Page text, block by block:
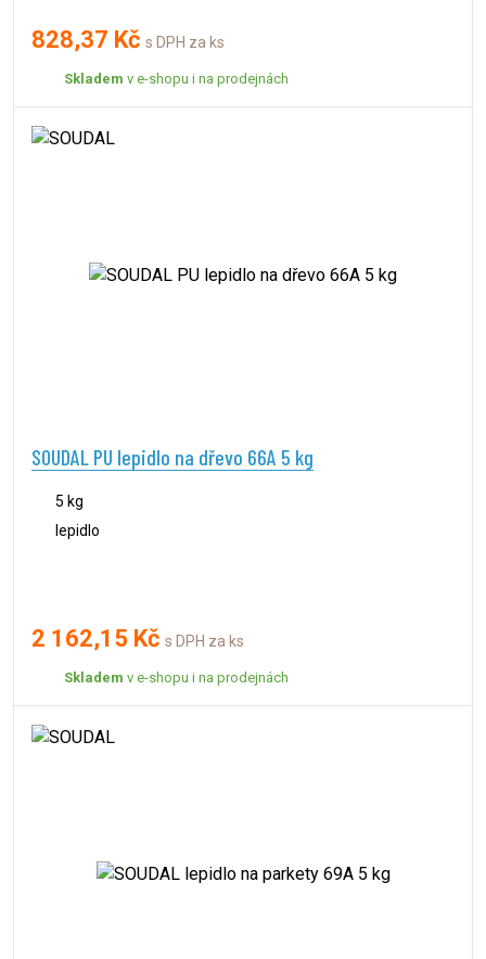
828,37 Kč s DPH za ks
Skladem v e-shopu i na prodejnách
SOUDAL PU lepidlo na dřevo 66A 5 kg
5 kg
lepidlo
2 162,15 Kč s DPH za ks
Skladem v e-shopu i na prodejnách